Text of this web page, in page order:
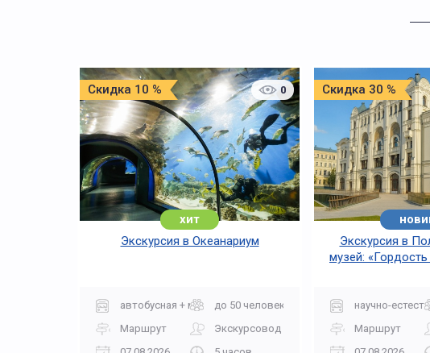
Скидка 10 % 0
хит
Экскурсия в Океанариум
автобусная + музейдо 50 человек
Маршрут
Экскурсовод
Скидка 30 %
Экскурсия в
музей:
научно-
Маршрут